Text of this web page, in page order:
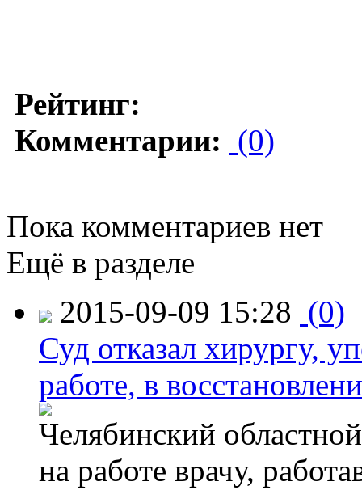
Рейтинг:
Комментарии: (0)
Пока комментариев нет
Ещё в разделе
2015-09-09 15:28 (0)
Суд отказал хирургу,
работе, в
Челябинский
на работе врачу,